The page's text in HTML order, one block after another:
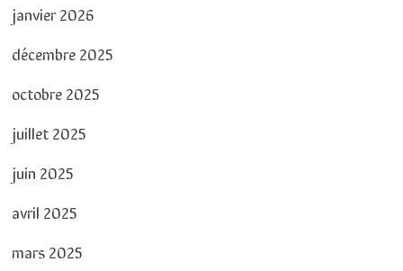
janvier 2026
décembre 2025
octobre 2025
juillet 2025
juin 2025
avril 2025
mars 2025